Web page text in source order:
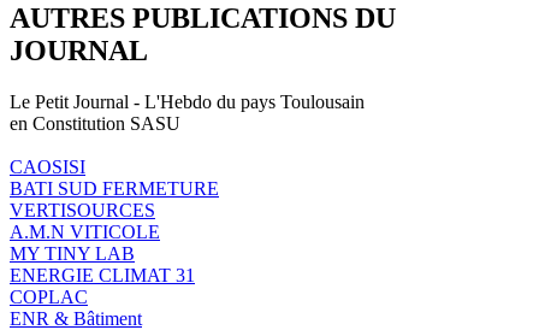
AUTRES PUBLICATIONS DU
JOURNAL
Le Petit Journal - L'Hebdo du pays Toulousain
en Constitution SASU
CAOSISI
BATI SUD FERMETURE
VERTISOURCES
A.M.N VITICOLE
MY TINY LAB
ENERGIE CLIMAT 31
COPLAC
ENR & Bâtiment